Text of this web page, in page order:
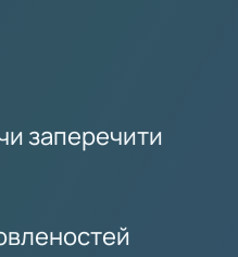
заперечити